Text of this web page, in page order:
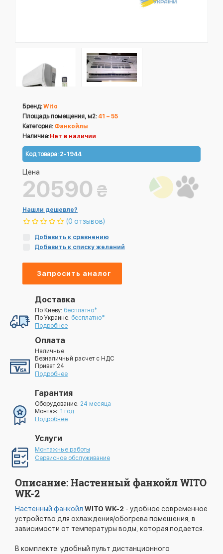
Бренд:Wito
Площадь помещения, м2: 41 – 55
Категория: Фанкойлы
Наличие: Нет в наличии
Код товара: 2-1944
Цена
20590 ₴
Нашли дешевле?
(0 отзывов)
Добавить к сравнению
Добавить к списку желаний
Запросить аналог
Доставка
По Киеву: бесплатно*
По Украине: бесплатно*
Подробнее
Оплата
Наличные
Безналичный расчет с НДС
Приват 24
Подробнее
Гарантия
Оборудование: 24 месяца
Монтаж: 1 год
Подробнее
Услуги
Монтажные работы
Сервисное обслуживание
Описание: Настенный фанкойл WITO
WK-2
Настенный фанкойл WITO WK-2 - удобное современное
устройство для охлаждения/обогрева помещения, в
зависимости от температуры воды, которая подается.
В комплекте: удобный пульт дистанционного